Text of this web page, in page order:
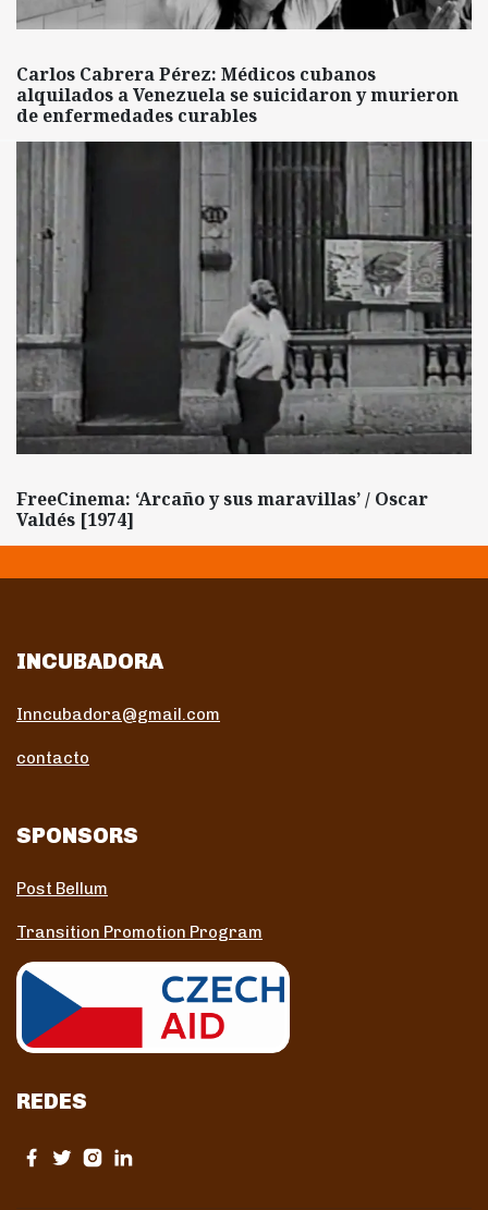
Carlos Cabrera Pérez: Médicos cubanos
alquilados a Venezuela se suicidaron y murieron
de enfermedades curables
FreeCinema: ‘Arcaño y sus maravillas’ / Oscar
Valdés [1974]
INCUBADORA
Inncubadora@gmail.com
contacto
SPONSORS
Post Bellum
Transition Promotion Program
REDES